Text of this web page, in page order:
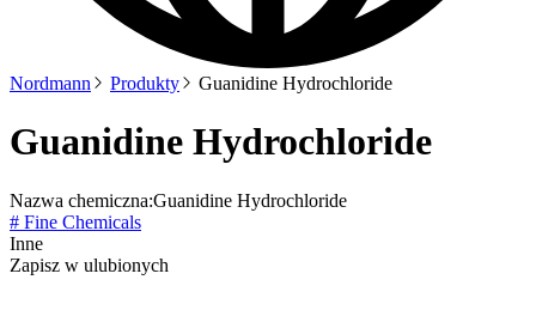
Nordmann Produkty Guanidine Hydrochloride
Guanidine Hydrochloride
Nazwa chemiczna:Guanidine Hydrochloride
# Fine Chemicals
Inne
Zapisz w ulubionych